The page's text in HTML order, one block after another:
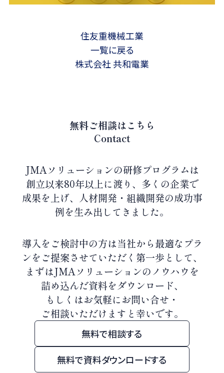
住友重機械工業
一覧に戻る
株式会社 共和電業
無料ご相談はこちら
Contact
JMAソリューションの研修プログラムは
創立以来80年以上に渡り、 多くの企業で
成果を上げ、人材開発・組織開発の成功事
例を生み出してきました。
導入をご検討中の方は当社から最適なプラ
ンをご提案させていただく第一歩として、
まずはJMAソリューションのノウハウを
詰め込んだ資料をダウンロード、
もしくはお気軽にお問い合せ・
ご相談いただけますと幸いです。
無料で相談する
無料で資料ダウンロードする